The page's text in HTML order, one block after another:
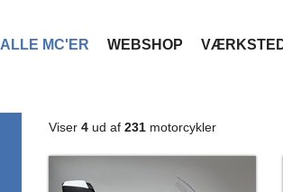
ALLE MC'ER WEBSHOP
Viser 4 ud af 231 motorcykler